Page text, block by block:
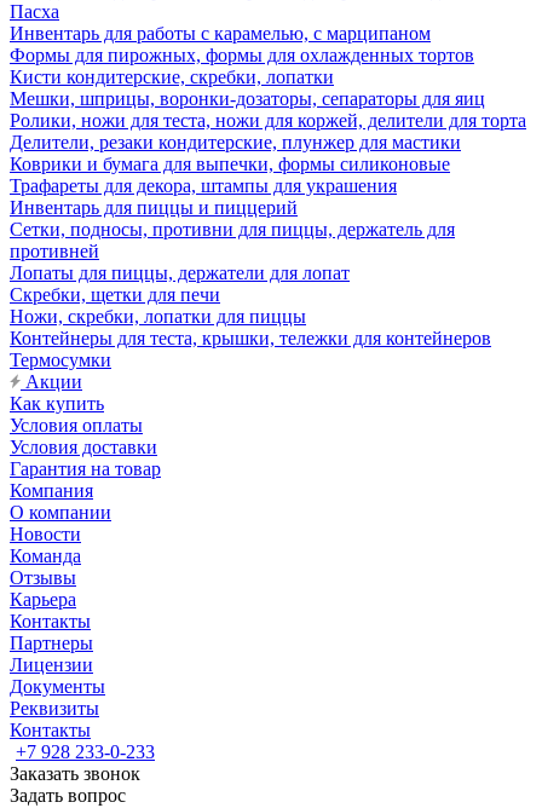
Пасха
Инвентарь для работы с карамелью, с марципаном
Формы для пирожных, формы для охлажденных тортов
Кисти кондитерские, скребки, лопатки
Мешки, шприцы, воронки-дозаторы, сепараторы для яиц
Ролики, ножи для теста, ножи для коржей, делители для торта
Делители, резаки кондитерские, плунжер для мастики
Коврики и бумага для выпечки, формы силиконовые
Трафареты для декора, штампы для украшения
Инвентарь для пиццы и пиццерий
Сетки, подносы, противни для пиццы, держатель для
противней
Лопаты для пиццы, держатели для лопат
Скребки, щетки для печи
Ножи, скребки, лопатки для пиццы
Контейнеры для теста, крышки, тележки для контейнеров
Термосумки
Акции
Как купить
Условия оплаты
Условия доставки
Гарантия на товар
Компания
О компании
Новости
Команда
Отзывы
Карьера
Контакты
Партнеры
Лицензии
Документы
Реквизиты
Контакты
+7 928 233-0-233
Заказать звонок
Задать вопрос